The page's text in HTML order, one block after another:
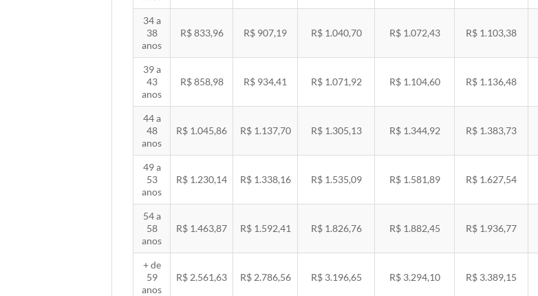
34 a
38
anos
R$ 833,96 R$ 907,19 R$ 1.040,70 R$ 1.072,43 R$ 1.103,38
39 a
43
anos
R$ 858,98 R$ 934,41 R$ 1.071,92 R$ 1.104,60 R$ 1.136,48
44 a
48
anos
R$ 1.045,86 R$ 1.137,70 R$ 1.305,13 R$ 1.344,92 R$ 1.383,73
49 a
53
anos
R$ 1.230,14 R$ 1.338,16 R$ 1.535,09 R$ 1.581,89 R$ 1.627,54
54 a
58
anos
R$ 1.463,87 R$ 1.592,41 R$ 1.826,76 R$ 1.882,45 R$ 1.936,77
+ de
59
anos
R$ 2.561,63 R$ 2.786,56 R$ 3.196,65 R$ 3.294,10 R$ 3.389,15